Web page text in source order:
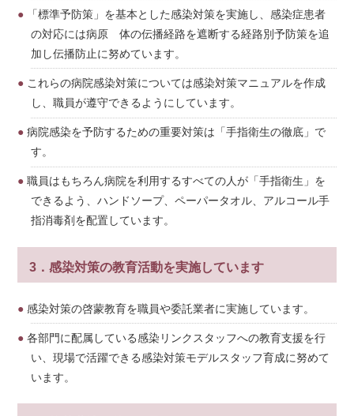
「標準予防策」を基本とした感染対策を実施し、感染症患者
の対応には病原 体の伝播経路を遮断する経路別予防策を追
加し伝播防止に努めています。
これらの病院感染対策については感染対策マニュアルを作成
し、職員が遵守できるようにしています。
病院感染を予防するための重要対策は「手指衛生の徹底」で
す。
職員はもちろん病院を利用するすべての人が「手指衛生」を
できるよう、ハンドソープ、ペーパータオル、アルコール手
指消毒剤を配置しています。
3．感染対策の教育活動を実施しています
感染対策の啓蒙教育を職員や委託業者に実施しています。
各部門に配属している感染リンクスタッフへの教育支援を行
い、現場で活躍できる感染対策モデルスタッフ育成に努めて
います。